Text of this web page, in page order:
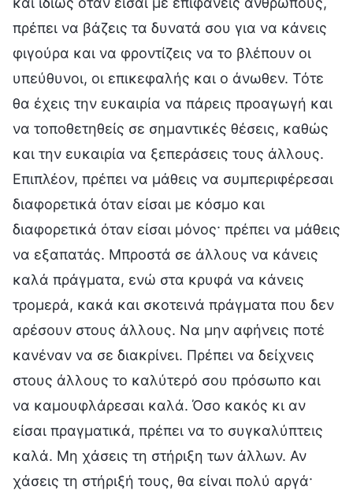
πρέπει να βάζεις τα δυνατά σου για να κάνεις
φιγούρα και να φροντίζεις να το βλέπουν οι
υπεύθυνοι, οι επικεφαλής και ο άνωθεν. Τότε
θα έχεις την ευκαιρία να πάρεις προαγωγή και
να τοποθετηθείς σε σημαντικές θέσεις, καθώς
και την ευκαιρία να ξεπεράσεις τους άλλους.
Επιπλέον, πρέπει να μάθεις να συμπεριφέρεσαι
διαφορετικά όταν είσαι με κόσμο και
διαφορετικά όταν είσαι μόνος· πρέπει να μάθεις
να εξαπατάς. Μπροστά σε άλλους να κάνεις
καλά πράγματα, ενώ στα κρυφά να κάνεις
τρομερά, κακά και σκοτεινά πράγματα που δεν
αρέσουν στους άλλους. Να μην αφήνεις ποτέ
κανέναν να σε διακρίνει. Πρέπει να δείχνεις
στους άλλους το καλύτερό σου πρόσωπο και
να καμουφλάρεσαι καλά. Όσο κακός κι αν
είσαι πραγματικά, πρέπει να το συγκαλύπτεις
καλά. Μη χάσεις τη στήριξη των άλλων. Αν
χάσεις τη στήριξή τους, θα είναι πολύ αργά·